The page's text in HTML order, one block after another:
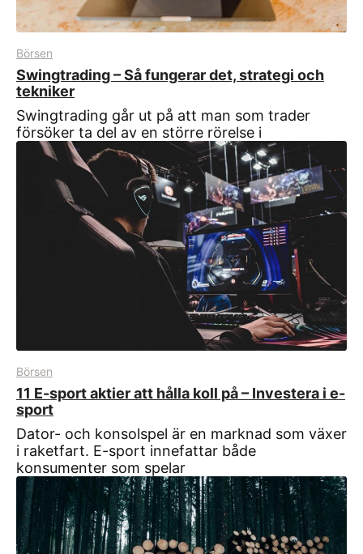
Börsen
Swingtrading – Så fungerar det, strategi och
tekniker
Swingtrading går ut på att man som trader
försöker ta del av en större rörelse i
Börsen
11 E-sport aktier att hålla koll på – Investera i e-
sport
Dator- och konsolspel är en marknad som växer
i raketfart. E-sport innefattar både
konsumenter som spelar